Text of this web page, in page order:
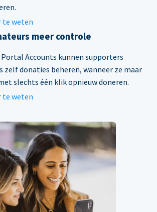
te weten
meer controle
Accounts kunnen supporters
zelf donaties beheren, wanneer ze maar
slechts één klik opnieuw doneren.
te weten